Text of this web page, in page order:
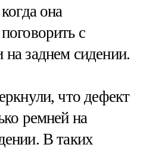
она
с
заднем сидении.
что дефект
ремней на
В таких